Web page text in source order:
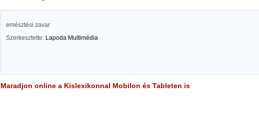
emésztési zavar
Szerkesztette: Lapoda Multimédia
Maradjon online a Kislexikonnal Mobilon és Tableten is